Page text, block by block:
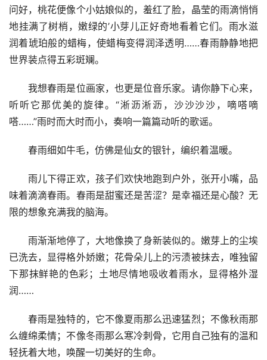
问好，桃花便像个小姑娘似的，羞红了脸，晶莹的雨滴悄悄
地挂满了树梢，嫩绿的’小芽儿正好奇地看着它们。雨水滋
润着琥珀般的蜡梅，使蜡梅变得润泽透明……春雨静静地把
世界装点得五彩斑斓。
我想春雨是位画家，也更是位音乐家。请你静下心来，
听听它那优美的旋律。“淅沥淅沥，沙沙沙沙，嘀嗒嘀
嗒……”雨时而大时而小，奏响一篇篇动听的歌谣。
春雨细如牛毛，仿佛是仙女的银针，编织着温暖。
雨儿下得正欢，孩子们欢快地跑到户外，张开小嘴，品
味着滴滴春雨。春雨是甜蜜还是苦涩？是幸福还是心酸？无
限的想象充满我的脑海。
雨渐渐地停了，大地像换了身新装似的。嫩芽上的尘埃
已洗去，显得格外娇嫩；花骨朵儿上的污渍被抹去，唯独留
下那抹鲜艳的色彩；土地尽情地吸收着雨水，显得格外湿
润……
春雨是独特的，它不像夏雨那么迅速猛烈；不像秋雨那
么缠绵柔情；不像冬雨那么寒冷刺骨，它用自己独有的温和
轻抚着大地，唤醒一切美好的生命。